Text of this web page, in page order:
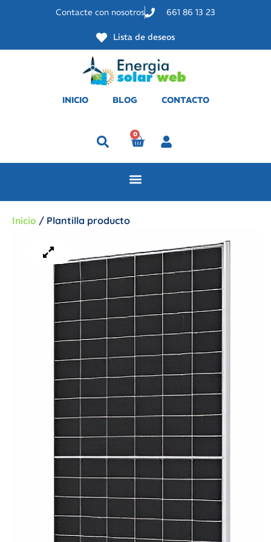
Contacte con nosotros 661 86 13 23
Lista de deseos
INICIO BLOG CONTACTO
0
Inicio / Plantilla producto